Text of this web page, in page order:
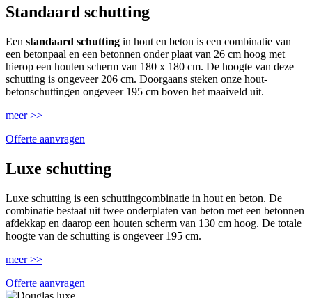
Standaard schutting
Een standaard schutting in hout en beton is een combinatie van
een betonpaal en een betonnen onder plaat van 26 cm hoog met
hierop een houten scherm van 180 x 180 cm. De hoogte van deze
schutting is ongeveer 206 cm. Doorgaans steken onze hout-
betonschuttingen ongeveer 195 cm boven het maaiveld uit.
meer >>
Offerte aanvragen
Luxe schutting
Luxe schutting is een schuttingcombinatie in hout en beton. De
combinatie bestaat uit twee onderplaten van beton met een betonnen
afdekkap en daarop een houten scherm van 130 cm hoog. De totale
hoogte van de schutting is ongeveer 195 cm.
meer >>
Offerte aanvragen